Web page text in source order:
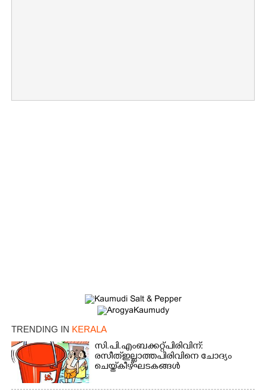
TRENDING IN KERALA
സി.പി.എം ബക്കറ്റ് പിരിവിന്:
രസീത് ഇല്ലാത്ത പിരിവിനെ ചോദ്യം
ചെയ്ത് കീഴ്ഘടകങ്ങൾ